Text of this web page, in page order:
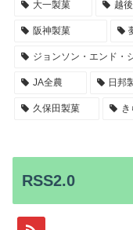
大一製菓 越
阪神製菓
ジョンソン・エンド・
JA全農 日邦
久保田製菓 き
RSS2.0